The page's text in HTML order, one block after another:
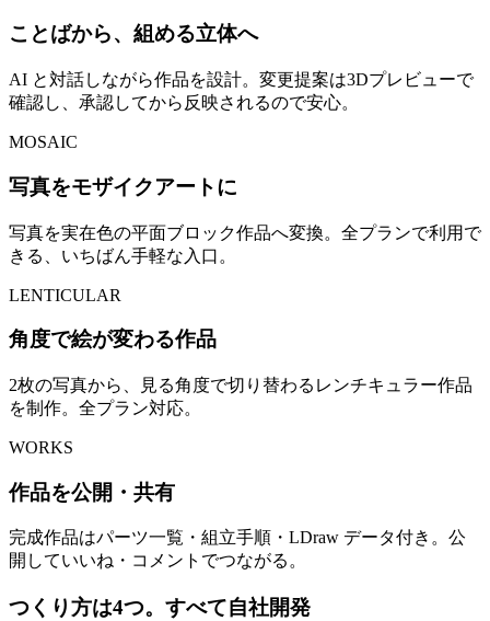
ことばから、組める立体へ
AI と対話しながら作品を設計。変更提案は3Dプレビューで
確認し、承認してから反映されるので安心。
MOSAIC
写真をモザイクアートに
写真を実在色の平面ブロック作品へ変換。全プランで利用で
きる、いちばん手軽な入口。
LENTICULAR
角度で絵が変わる作品
2枚の写真から、見る角度で切り替わるレンチキュラー作品
を制作。全プラン対応。
WORKS
作品を公開・共有
完成作品はパーツ一覧・組立手順・LDraw データ付き。公
開していいね・コメントでつながる。
つくり方は4つ。すべて自社開発